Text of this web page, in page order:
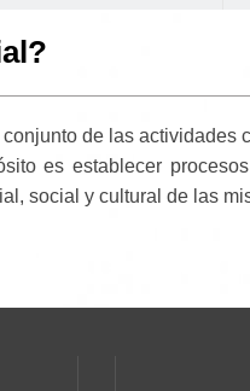
de las
es establecer
social y cultural de las